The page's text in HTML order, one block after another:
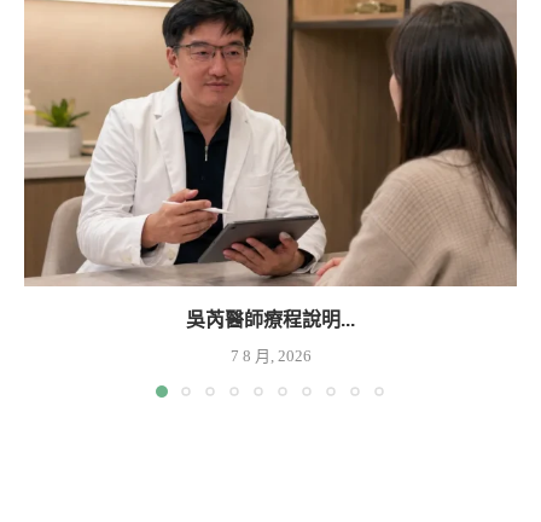
吳芮醫師療程說明...
7 8 月, 2026